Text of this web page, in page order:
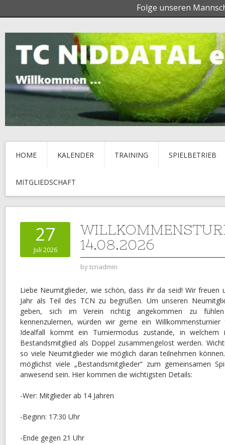
HOME KALENDER TRAINING SPIELBETRIEB
MITGLIEDSCHAFT
27
Juli 2026
14.08.2026
bytcnadmin
Liebe Neumitglieder, wie schön, dass ihr da seid! Wir freuen
Jahr als Teil des TCN zu begrüßen. Um unseren
geben, sich im Verein richtig angekommen zu
kennenzulernen, würden wir gerne ein
Idealfall kommt ein Turniermodus zustande, in
Bestandsmitglied als Doppel zusammengelost werden.
so viele Neumitglieder wie möglich daran teilnehmen
möglichst viele „Bestandsmitglieder“ zum gemeinsamen
anwesend sein. Hier kommen die wichtigsten Details:
-Wer: Mitglieder ab 14 Jahren
-Beginn: 17:30 Uhr
-Ende gegen 21 Uhr
Folge unseren